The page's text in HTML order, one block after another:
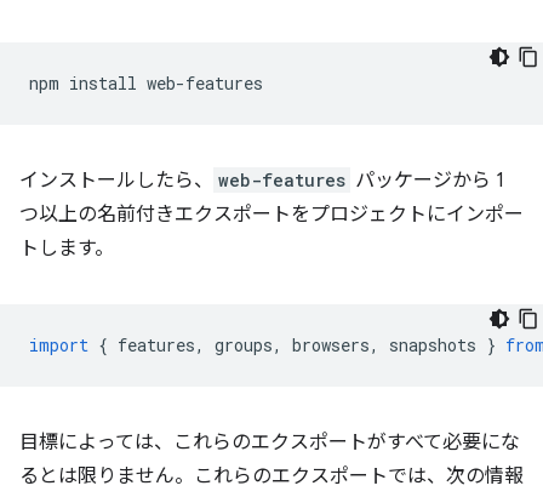
npm install
インストールしたら、 web-features パッケージから 1
つ以上の名前付きエクスポートをプロジェクトにインポー
トします。
import { features, groups, browsers, snapshots }
目標によっては、これらのエクスポートがすべて必要にな
るとは限りません。これらのエクスポートでは、次の情報